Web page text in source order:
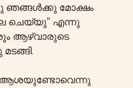
ഞങ്ങൾക്കു മോക്ഷം
ചെയ്യു” എന്നു
ആഴ്വാരുടെ
ആശയുണ്ടോവെന്നു